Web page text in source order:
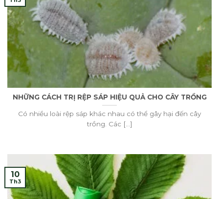
NHỮNG CÁCH TRỊ RỆP SÁP HIỆU QUẢ CHO CÂY TRỒNG
Có nhiều loài rệp sáp khác nhau có thể gây hại đến cây
trồng. Các [...]
10
Th3